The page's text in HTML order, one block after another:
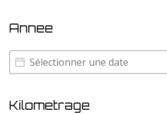
Annee
Annee
Annee
Kilometrage